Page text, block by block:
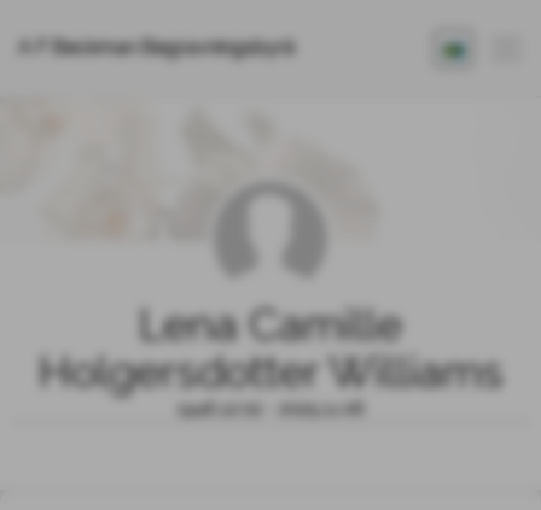
A F Beckman Begravningsbyrå
Lena Camille
Holgersdotter Williams
1946.12.02 - 2025.11.06